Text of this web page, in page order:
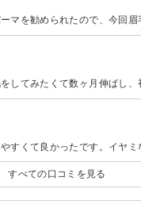
すべての口コミを見る